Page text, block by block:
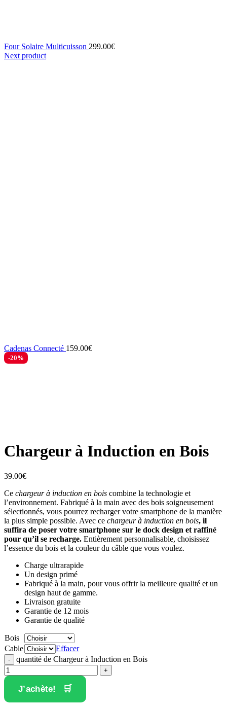
Four Solaire Multicuisson 299.00€
Next product
Cadenas Connecté 159.00€
-20%
Chargeur à Induction en Bois
39.00€
Ce chargeur à induction en bois combine la technologie et
l’environnement. Fabriqué à la main avec des bois soigneusement
sélectionnés, vous pourrez recharger votre smartphone de la manière
la plus simple possible. Avec ce chargeur à induction en bois, il
suffira de poser votre smartphone sur le dock design et raffiné
pour qu’il se recharge. Entièrement personnalisable, choisissez
l’essence du bois et la couleur du câble que vous voulez.
Charge ultrarapide
Un design primé
Fabriqué à la main, pour vous offrir la meilleure qualité et un
design haut de gamme.
Livraison gratuite
Garantie de 12 mois
Garantie de qualité
Bois
Cable
Effacer
quantité de Chargeur à Induction en Bois
J’achète!